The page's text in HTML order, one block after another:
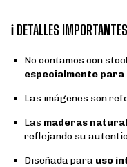
ℹ️ DETALLES IMPORTANTES
No contamos con
especialmente para
Las imágenes son
Las maderas
reflejando su
Diseñada para uso